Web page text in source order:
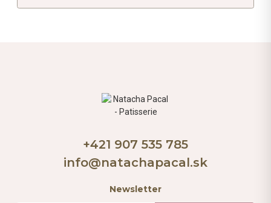
+421 907 535 785
info@natachapacal.sk
Newsletter